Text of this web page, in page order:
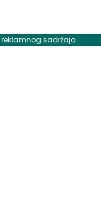
reklamnog sadržaja